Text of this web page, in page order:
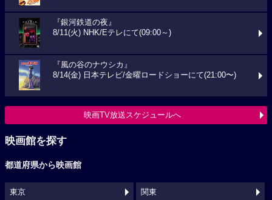
『銀河鉄道の夜』
8/11(火) NHK/Eテレにて(09:00～)
『風の谷のナウシカ』
8/14(金) 日本テレビ/金曜ロードショーにて(21:00〜)
映画TV放送スケジュールへ
映画館を探す
都道府県から映画館
東京 関東